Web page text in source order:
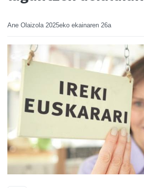
Ane Olaizola 2025eko ekainaren 26a